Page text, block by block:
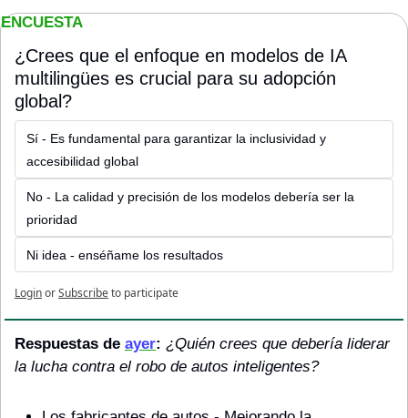
ENCUESTA
¿Crees que el enfoque en modelos de IA
multilingües es crucial para su adopción
global?
Sí - Es fundamental para garantizar la inclusividad y
accesibilidad global
No - La calidad y precisión de los modelos debería ser la
prioridad
Ni idea - enséñame los resultados
LoginorSubscribeto participate
Respuestas de ayer: ¿Quién crees que debería liderar
la lucha contra el robo de autos inteligentes?